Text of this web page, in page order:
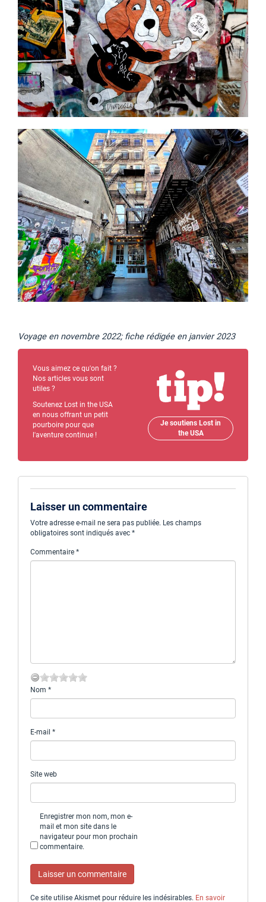
Voyage en novembre 2022; fiche rédigée en janvier 2023
Vous aimez ce qu'on fait ?
Nos articles vous sont
utiles ?
Soutenez Lost in the USA
en nous offrant un petit
pourboire pour que
l'aventure continue !
Je soutiens Lost in
the USA
Laisser un commentaire
Votre adresse e-mail ne sera pas publiée. Les champs
obligatoires sont indiqués avec *
Commentaire *
Nom *
E-mail *
Site web
Enregistrer mon nom, mon e-
mail et mon site dans le
navigateur pour mon prochain
commentaire.
Ce site utilise Akismet pour réduire les indésirables. En savoir